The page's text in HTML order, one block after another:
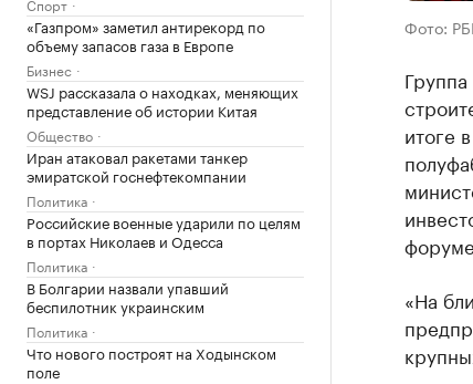
«Газпром» заметил антирекорд по
объему запасов газа в Европе
Бизнес
WSJ рассказала о находках, меняющих
представление об истории Китая
Общество
Иран атаковал ракетами танкер
эмиратской госнефтекомпании
Политика
Российские военные ударили по целям
в портах Николаев и Одесса
Политика
В Болгарии назвали упавший
беспилотник украинским
Политика
Что нового построят на Ходынском
поле
Фото:
итоге
«На